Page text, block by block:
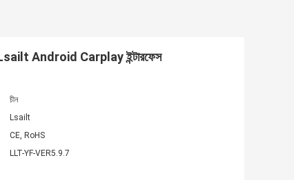
Lsailt Android Carplay ইন্টারফেস
চীন
Lsailt
CE, RoHS
LLT-YF-VER5.9.7